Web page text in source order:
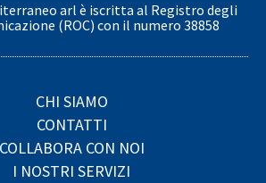
arl è iscritta al Registro degli
(ROC) con il numero 38858
CHI SIAMO
CONTATTI
COLLABORA CON NOI
I NOSTRI SERVIZI